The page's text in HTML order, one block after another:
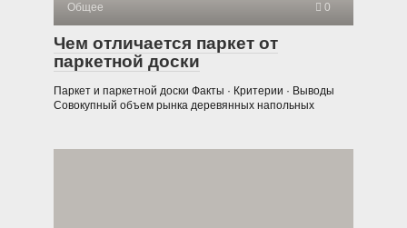
Общее 0
Чем отличается паркет от
паркетной доски
Паркет и паркетной доски Факты · Критерии · Выводы
Совокупный объем рынка деревянных напольных